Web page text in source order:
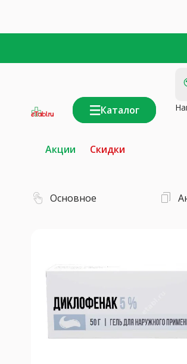
Каталог
Акции Скидки
Основное